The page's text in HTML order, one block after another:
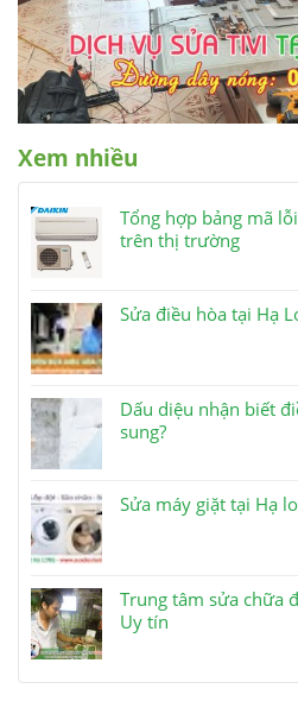
Xem nhiều
Tổng hợp bảng mã
trên thị trường
Sửa điều hòa tại Hạ
Dấu diệu nhận biết
sung?
Sửa máy giặt tại Hạ
Trung tâm sửa chữa
Uy tín